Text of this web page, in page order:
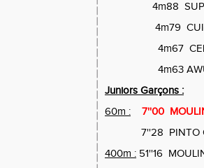
4m88
4m79
4m67
4m63
Juniors Garçons :
60m :
7''00
7''28 PINTO
400m : 51''16